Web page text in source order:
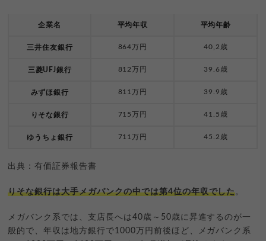
企業名 平均年収 平均年齢
三井住友銀行 864万円 40,2歳
三菱UFJ銀行 812万円 39.6歳
みずほ銀行 811万円 39.9歳
りそな銀行 715万円 41.5歳
ゆうちょ銀行 711万円 45.2歳
出典：有価証券報告書
りそな銀行は大手メガバンクの中では第4位の年収でした。
メガバンク系では、支店長へは40歳～50歳に昇進するのが一
般的で、年収は地方銀行で1000万円前後ほど、メガバンク系